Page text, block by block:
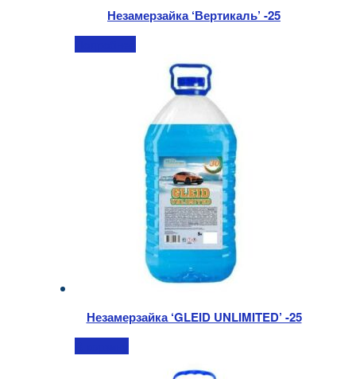
Незамерзайка ‘Вертикаль’ -25
Незамерзайка ‘GLEID UNLIMITED’ -25